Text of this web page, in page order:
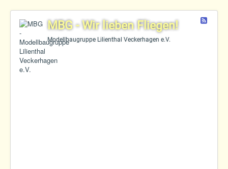
MBG - Wir lieben Fliegen!
Modellbaugruppe Lilienthal Veckerhagen e.V.